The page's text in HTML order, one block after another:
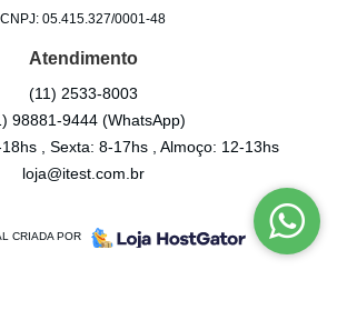
CNPJ: 05.415.327/0001-48
Atendimento
(11) 2533-8003
98881-9444(WhatsApp)
, Sexta: 8-17hs , Almoço: 12-13hs
loja@itest.com.br
CRIADA POR